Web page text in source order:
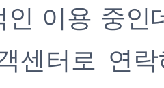
인 이용 중인
센터로 연